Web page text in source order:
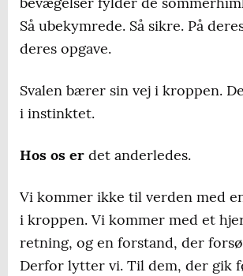
Så ubekymrede. Så sikre. På
deres opgave.
Svalen bærer sin vej i kroppen.
i instinktet.
Hos os er det anderledes.
Vi kommer ikke til verden med
i kroppen. Vi kommer med et
retning, og en forstand, der
Derfor lytter vi. Til dem, der gik